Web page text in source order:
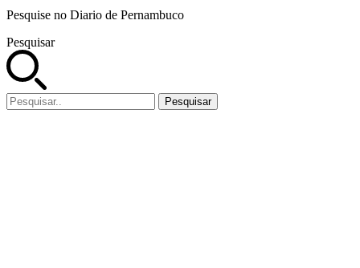
Pesquise no Diario de Pernambuco
Pesquisar
Pesquisar